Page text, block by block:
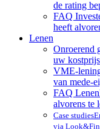
de rating
FAQ
heeft
Lenen
Onroerend
uw kostprijs
VME-
van mede-
FAQ Lenen
alvorens te
Case studies
via Look&Fin